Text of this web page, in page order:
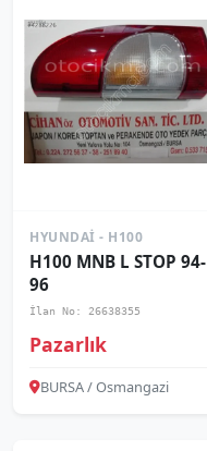
HYUNDAI - H100
H100 MNB L STOP 94-
96
İlan No: 26638355
Pazarlık
BURSA / Osmangazi